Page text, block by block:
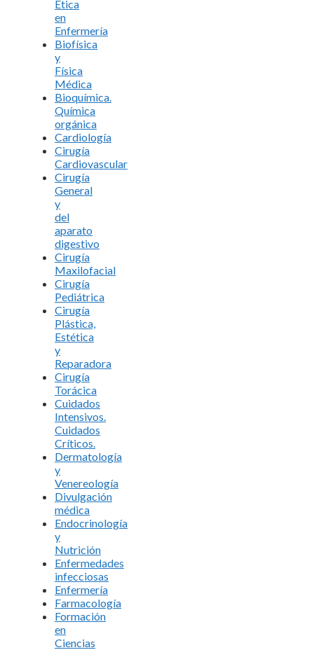
Ética
en
Enfermería
Biofísica
y
Física
Médica
Bioquímica.
Química
orgánica
Cardiología
Cirugía
Cardiovascular
Cirugía
General
y
del
aparato
digestivo
Cirugía
Maxilofacial
Cirugía
Pediátrica
Cirugía
Plástica,
Estética
y
Reparadora
Cirugía
Torácica
Cuidados
Intensivos.
Cuidados
Críticos.
Dermatología
y
Venereología
Divulgación
médica
Endocrinología
y
Nutrición
Enfermedades
infecciosas
Enfermería
Farmacología
Formación
en
Ciencias